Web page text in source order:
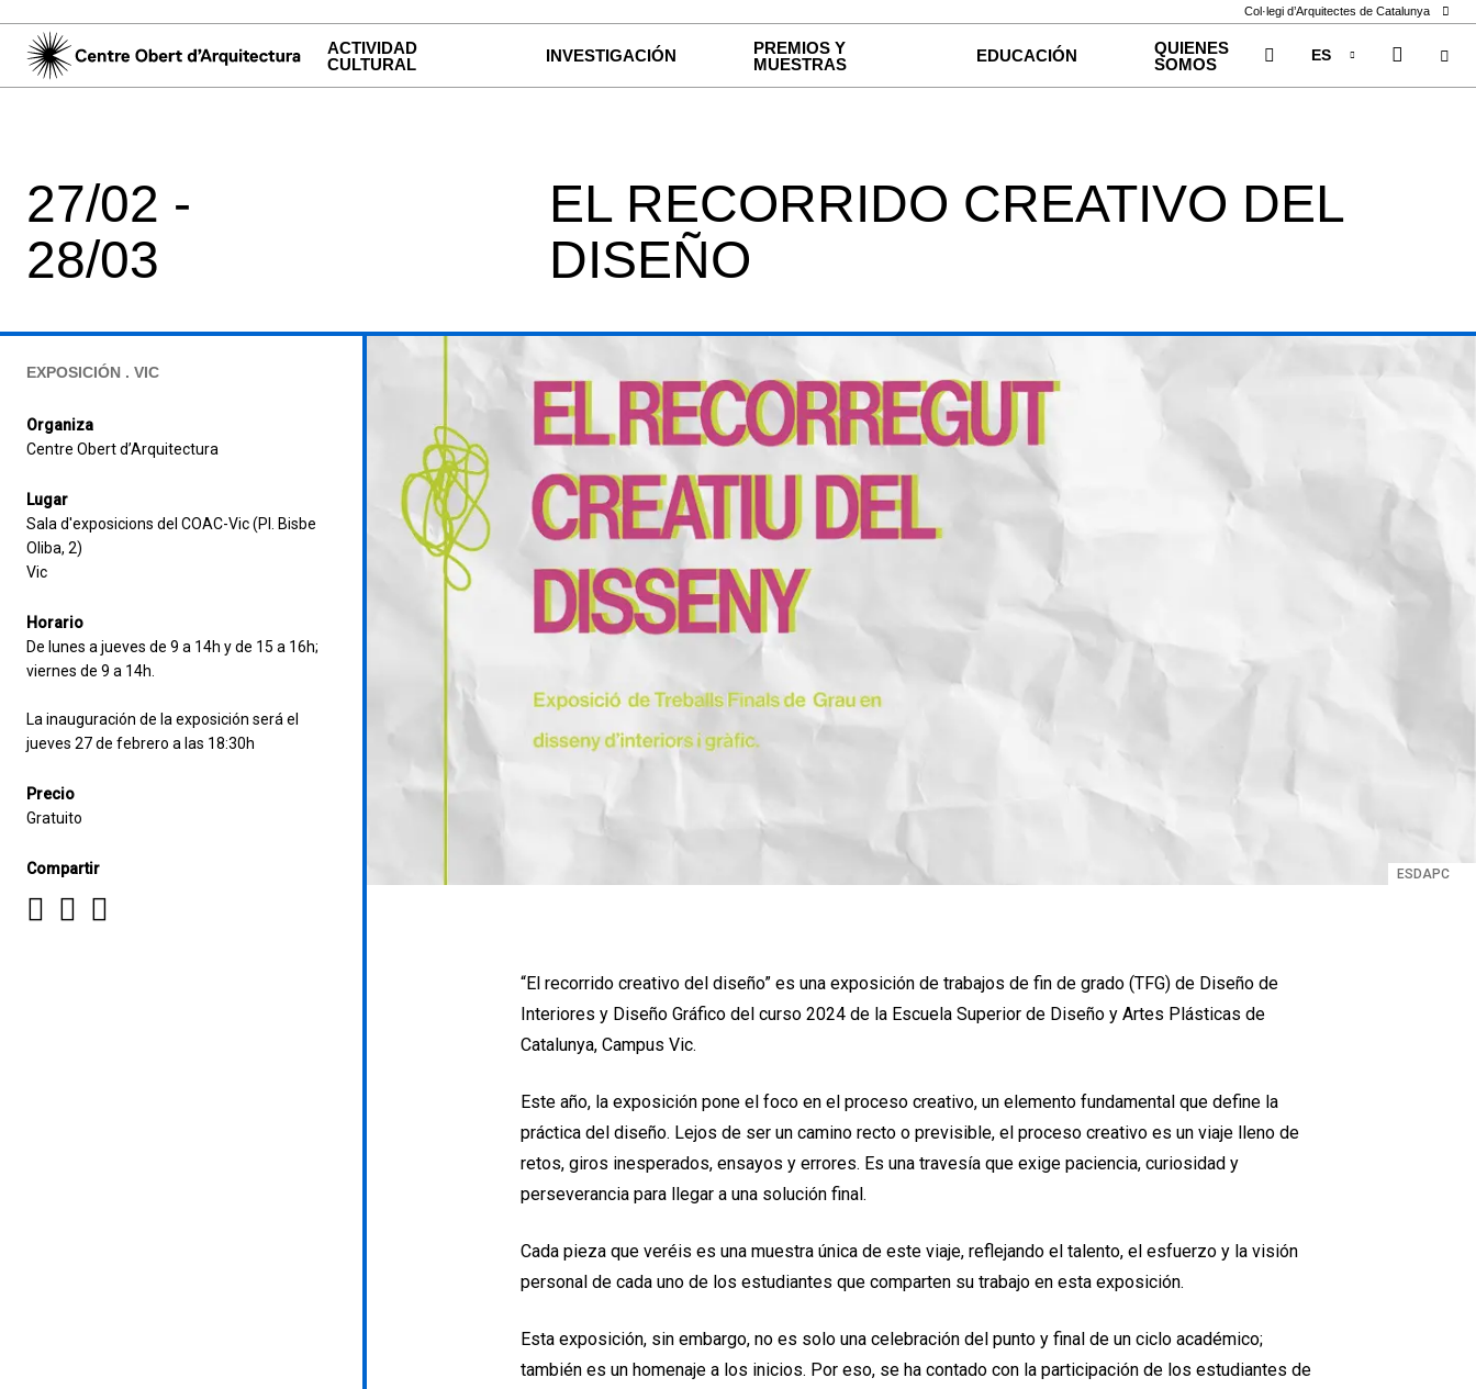
Col·legi d’Arquitectes de Catalunya
ACTIVIDAD
CULTURAL
INVESTIGACIÓN
PREMIOS Y
MUESTRAS
EDUCACIÓN
QUIENES
SOMOS
ES
EN
27/02 -
28/03
EL RECORRIDO CREATIVO DEL
DISEÑO
EXPOSICIÓN . VIC
Organiza
Centre Obert d’Arquitectura
Lugar
Sala d'exposicions del COAC-Vic (Pl. Bisbe
Oliba, 2)
Vic
Horario
De lunes a jueves de 9 a 14h y de 15 a 16h;
viernes de 9 a 14h.
La inauguración de la exposición será el
jueves 27 de febrero a las 18:30h
Precio
Gratuito
Compartir ESDAPC
“El recorrido creativo del diseño” es una exposición de trabajos de fin de grado (TFG) de Diseño de
Interiores y Diseño Gráfico del curso 2024 de la Escuela Superior de Diseño y Artes Plásticas de
Catalunya, Campus Vic.
Este año, la exposición pone el foco en el proceso creativo, un elemento fundamental que define la
práctica del diseño. Lejos de ser un camino recto o previsible, el proceso creativo es un viaje lleno de
retos, giros inesperados, ensayos y errores. Es una travesía que exige paciencia, curiosidad y
perseverancia para llegar a una solución final.
Cada pieza que veréis es una muestra única de este viaje, reflejando el talento, el esfuerzo y la visión
personal de cada uno de los estudiantes que comparten su trabajo en esta exposición.
Esta exposición, sin embargo, no es solo una celebración del punto y final de un ciclo académico;
también es un homenaje a los inicios. Por eso, se ha contado con la participación de los estudiantes de